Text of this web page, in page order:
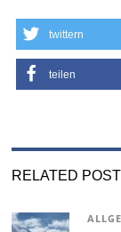
twittern
teilen
RELATED